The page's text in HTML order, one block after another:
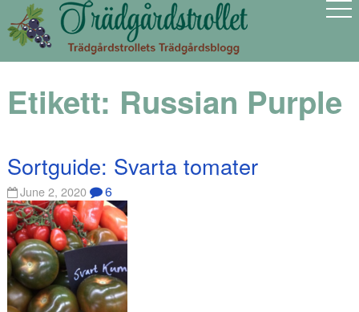
Etikett: Russian Purple
Sortguide: Svarta tomater
June 2, 2020 6